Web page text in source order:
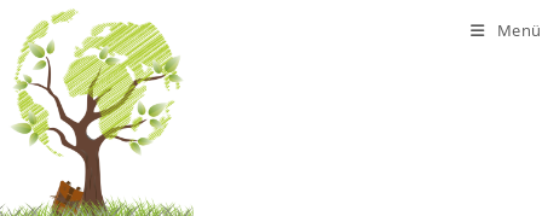
Inhalt
springen
Menü